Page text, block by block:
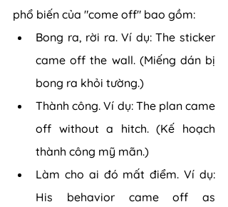
phổ biến của "come off" bao gồm:
Bong ra, rời ra. Ví dụ: The sticker
came off the wall. (Miếng dán bị
bong ra khỏi tường.)
Thành công. Ví dụ: The plan came
off without a hitch. (Kế hoạch
thành công mỹ mãn.)
Làm cho ai đó mất điểm. Ví dụ:
His behavior came off as